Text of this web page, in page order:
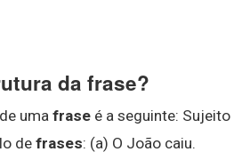
da frase?
uma frase é a seguinte: Sujeito
de frases: (a) O João caiu.